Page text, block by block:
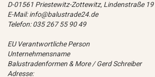
D-01561 Priestewitz-Zottewitz, Lindenstraße 19
E-Mail: info@balustrade24.de
Telefon: 035 267 55 90 49
EU Verantwortliche Person
Unternehmensname
Balustradenformen & More / Gerd Schreiber
Adresse: